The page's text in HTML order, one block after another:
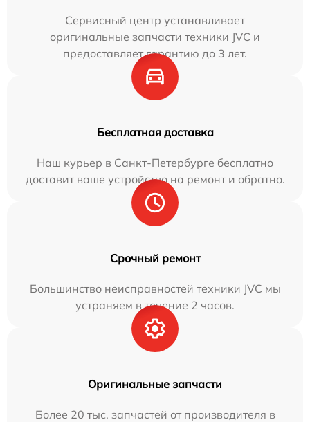
Сервисный центр устанавливает
оригинальные запчасти техники JVC и
предоставляет гарантию до 3 лет.
Бесплатная доставка
Наш курьер в Санкт-Петербурге бесплатно
доставит ваше устройство на ремонт и обратно.
Срочный ремонт
Большинство неисправностей техники JVC мы
устраняем в течение 2 часов.
Оригинальные запчасти
Более 20 тыс. запчастей от производителя в